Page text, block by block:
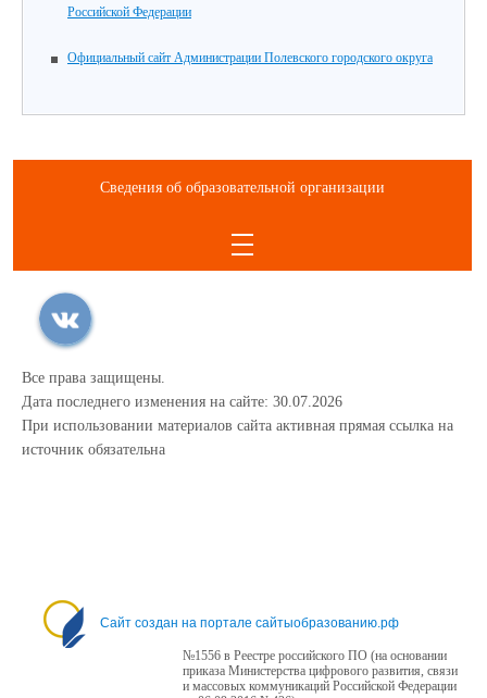
Российской Федерации
Официальный сайт Администрации Полевского городского округа
Сведения об образовательной организации
Все права защищены.
Дата последнего изменения на сайте: 30.07.2026
При использовании материалов сайта активная прямая ссылка на
источник обязательна
Сайт создан на портале сайтыобразованию.рф
№1556 в Реестре российского ПО (на основании
приказа Министерства цифрового развития, связи
и массовых коммуникаций Российской Федерации